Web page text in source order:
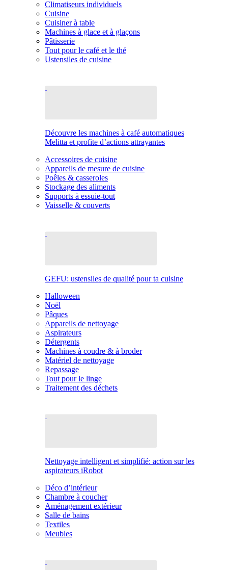
Climatiseurs individuels
Cuisine
Cuisiner à table
Machines à glace et à glaçons
Pâtisserie
Tout pour le café et le thé
Ustensiles de cuisine
Découvre les machines à café automatiques
Melitta et profite d’actions attrayantes
Accessoires de cuisine
Appareils de mesure de cuisine
Poêles & casseroles
Stockage des aliments
Supports à essuie-tout
Vaisselle & couverts
GEFU: ustensiles de qualité pour ta cuisine
Halloween
Noël
Pâques
Appareils de nettoyage
Aspirateurs
Détergents
Machines à coudre & à broder
Matériel de nettoyage
Repassage
Tout pour le linge
Traitement des déchets
Nettoyage intelligent et simplifié: action sur les
aspirateurs iRobot
Déco d’intérieur
Chambre à coucher
Aménagement extérieur
Salle de bains
Textiles
Meubles